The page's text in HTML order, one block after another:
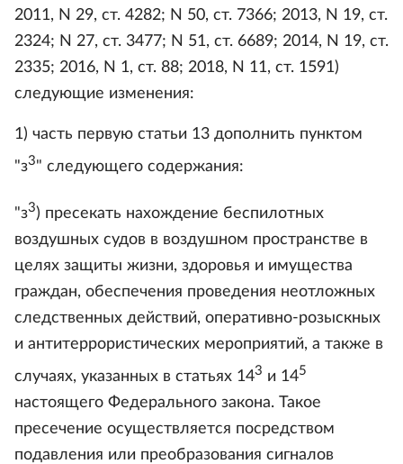
2011, N 29, ст. 4282; N 50, ст. 7366; 2013, N 19, ст.
2324; N 27, ст. 3477; N 51, ст. 6689; 2014, N 19, ст.
2335; 2016, N 1, ст. 88; 2018, N 11, ст. 1591)
следующие изменения:
1) часть первую статьи 13 дополнить пунктом
"з3" следующего содержания:
"з3) пресекать нахождение беспилотных
воздушных судов в воздушном пространстве в
целях защиты жизни, здоровья и имущества
граждан, обеспечения проведения неотложных
следственных действий, оперативно-розыскных
и антитеррористических мероприятий, а также в
случаях, указанных в статьях 143 и 145
настоящего Федерального закона. Такое
пресечение осуществляется посредством
подавления или преобразования сигналов